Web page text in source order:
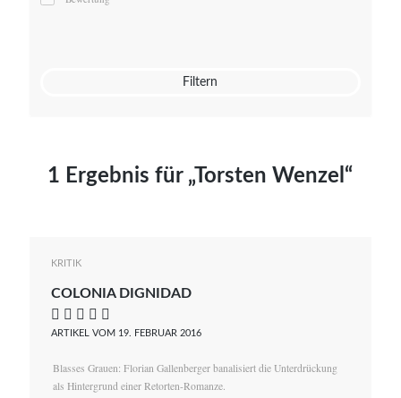
Mato von Vogelstein
Filtern
1 Ergebnis für „Torsten Wenzel“
KRITIK
COLONIA DIGNIDAD
    
ARTIKEL VOM 19. FEBRUAR 2016
Blasses Grauen: Florian Gallenberger banalisiert die Unterdrückung
als Hintergrund einer Retorten-Romanze.